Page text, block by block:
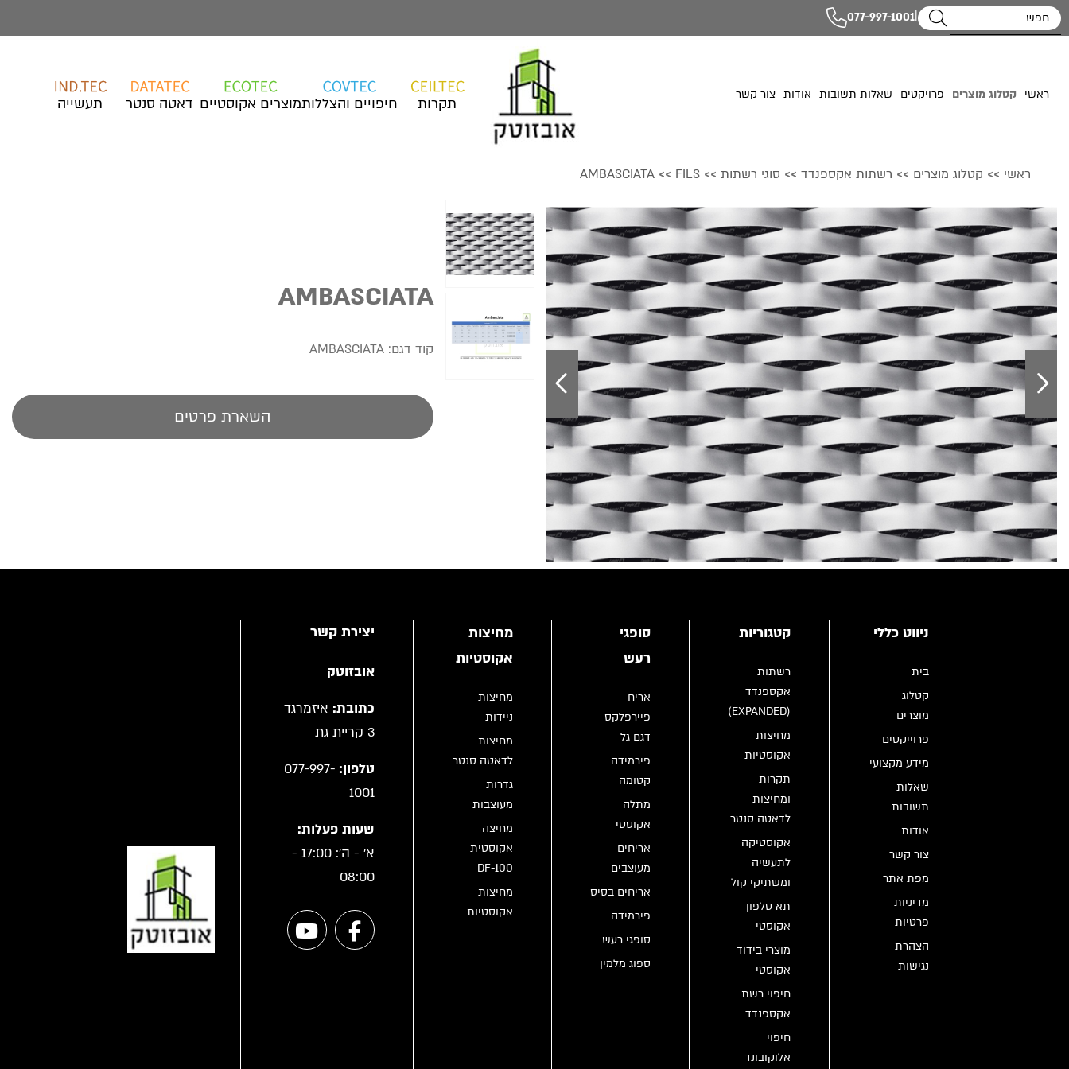
|
077-997-1001
ראשי קטלוג מוצרים פרויקטים שאלות תשובות אודות צור קשר
תקרות חיפויים והצללותמוצרים אקוסטיים דאטה סנטר תעשייה
ראשי >> קטלוג מוצרים >> רשתות אקספנדד >> סוגי רשתות >>
FILS
>>
AMBASCIATA
AMBASCIATA
קוד דגם: AMBASCIATA
השארת פרטים
ניווט כללי
בית
קטלוג
מוצרים
פרוייקטים
מידע מקצועי
שאלות
תשובות
אודות
צור קשר
מפת אתר
מדיניות
פרטיות
הצהרת
נגישות
קטגוריות
רשתות
אקספנדד
(EXPANDED)
מחיצות
אקוסטיות
תקרות
ומחיצות
לדאטה סנטר
אקוסטיקה
לתעשיה
ומשתיקי קול
תא טלפון
אקוסטי
מוצרי בידוד
אקוסטי
חיפוי רשת
אקספנדד
חיפוי
אלוקובונד
סופגי
רעש
אריח
פיירפלקס
דגם גל
פירמידה
קטומה
מתלה
אקוסטי
אריחים
מעוצבים
אריחים בסיס
פירמידה
סופגי רעש
ספוג מלמין
מחיצות
אקוסטיות
מחיצות
ניידות
מחיצות
לדאטה סנטר
גדרות
מעוצבות
מחיצה
אקוסטית
DF-100
מחיצות
אקוסטיות
יצירת קשר
אובזוטק
כתובת: איזמרגד
3 קריית גת
טלפון: 077-997-
1001
שעות פעלות:
א' - ה': 17:00 -
08:00